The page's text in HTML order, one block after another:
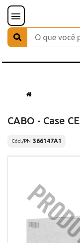
CABO - Case CE
Cód./PN 366147A1